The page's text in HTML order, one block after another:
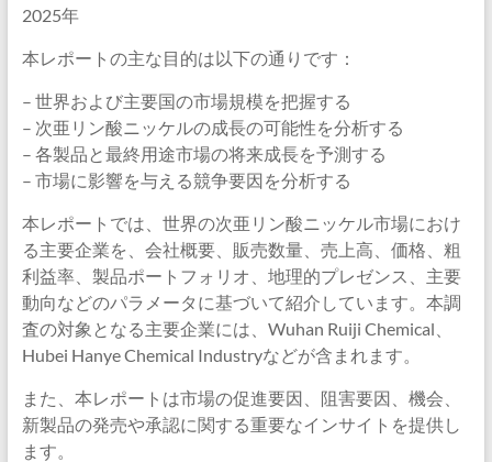
2025年
本レポートの主な目的は以下の通りです：
– 世界および主要国の市場規模を把握する
– 次亜リン酸ニッケルの成長の可能性を分析する
– 各製品と最終用途市場の将来成長を予測する
– 市場に影響を与える競争要因を分析する
本レポートでは、世界の次亜リン酸ニッケル市場におけ
る主要企業を、会社概要、販売数量、売上高、価格、粗
利益率、製品ポートフォリオ、地理的プレゼンス、主要
動向などのパラメータに基づいて紹介しています。本調
査の対象となる主要企業には、Wuhan Ruiji Chemical、
Hubei Hanye Chemical Industryなどが含まれます。
また、本レポートは市場の促進要因、阻害要因、機会、
新製品の発売や承認に関する重要なインサイトを提供し
ます。